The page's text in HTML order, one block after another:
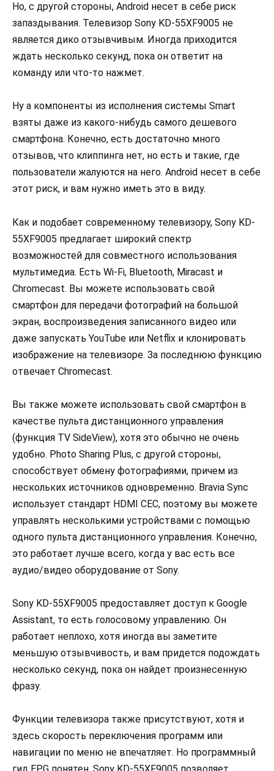
Но, с другой стороны, Android несет в себе риск
запаздывания. Телевизор Sony KD-55XF9005 не
является дико отзывчивым. Иногда приходится
ждать несколько секунд, пока он ответит на
команду или что-то нажмет.
Ну а компоненты из исполнения системы Smart
взяты даже из какого-нибудь самого дешевого
смартфона. Конечно, есть достаточно много
отзывов, что клиппинга нет, но есть и такие, где
пользователи жалуются на него. Android несет в себе
этот риск, и вам нужно иметь это в виду.
Как и подобает современному телевизору, Sony KD-
55XF9005 предлагает широкий спектр
возможностей для совместного использования
мультимедиа. Есть Wi-Fi, Bluetooth, Miracast и
Chromecast. Вы можете использовать свой
смартфон для передачи фотографий на большой
экран, воспроизведения записанного видео или
даже запускать YouTube или Netflix и клонировать
изображение на телевизоре. За последнюю функцию
отвечает Chromecast.
Вы также можете использовать свой смартфон в
качестве пульта дистанционного управления
(функция TV SideView), хотя это обычно не очень
удобно. Photo Sharing Plus, с другой стороны,
способствует обмену фотографиями, причем из
нескольких источников одновременно. Bravia Sync
использует стандарт HDMI CEC, поэтому вы можете
управлять несколькими устройствами с помощью
одного пульта дистанционного управления. Конечно,
это работает лучше всего, когда у вас есть все
аудио/видео оборудование от Sony.
Sony KD-55XF9005 предоставляет доступ к Google
Assistant, то есть голосовому управлению. Он
работает неплохо, хотя иногда вы заметите
меньшую отзывчивость, и вам придется подождать
несколько секунд, пока он найдет произнесенную
фразу.
Функции телевизора также присутствуют, хотя и
здесь скорость переключения программ или
навигации по меню не впечатляет. Но программный